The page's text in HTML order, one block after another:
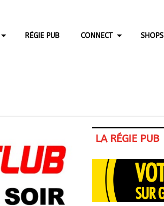
RÉGIE PUB CONNECT SHOPS
LA RÉGIE PUB